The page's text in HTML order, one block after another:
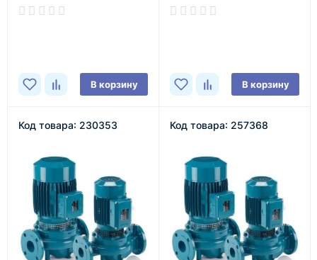
В корзину В корзину
Код товара: 230353 Код товара: 257368